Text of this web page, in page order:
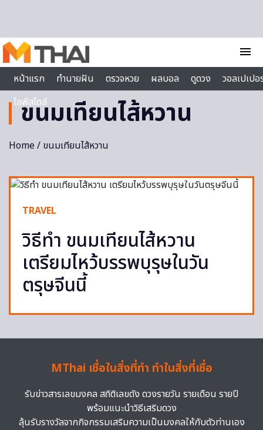
menu
หน้าแรก
ทำนายฝัน ตรวจหวย ผลบอล ดูดวง
วอลเปเป
ไลฟ์สไตล์
ขนมเทียนไส้หวาน
Home/ ขนมเทียนไส้หวาน
TRAVEL
วิธีทำ ขนมเทียนไส้หวาน
เตรียมไหว้บรรพบุรุษในวัน
ตรุษจีนนี้
MThai เชื่อในสิ่งที่ทำ ทำในสิ่งที่เชื่อ
รับข่าวสารเลขมงคล สถิติเลขดัง ดวงรายวัน รายเดือน รายปี
พร้อมแนะนำวิธีเสริมดวง
ลุ้นรับรางวัลจากกิจกรรมเสริมความเป็นมงคลให้กับตัวท่านเอง